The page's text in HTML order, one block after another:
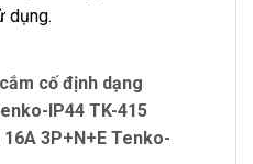
dụng.
cố định dạng
IP44 TK-415
3P+N+E Tenko-